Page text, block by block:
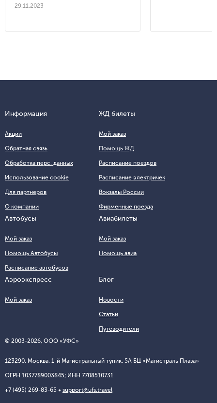
29.11.2023
© 2003-2026, ООО «УФС»
123290, Москва, 1-й Магистральный тупик, 5А БЦ «Магистраль Плаза»
ОГРН 1037789003845; ИНН 7708510731
+7 (495) 269-83-65 support@ufs.travel
Информация
Акции
Обратная связь
Обработка перс. данных
Использование cookie
Для партнеров
О компании
ЖД билеты
Мой заказ
Помощь ЖД
Расписание поездов
Расписание электричек
Вокзалы России
Фирменные поезда
Автобусы
Мой заказ
Помощь Автобусы
Расписание автобусов
Авиабилеты
Мой заказ
Помощь авиа
Аэроэкспресс
Мой заказ
Блог
Новости
Статьи
Путеводители